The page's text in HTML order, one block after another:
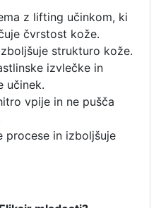
z lifting učinkom, ki
čvrstost kože.
strukturo kože.
izvlečke in
učinek.
vpije in ne pušča
procese in izboljšuje